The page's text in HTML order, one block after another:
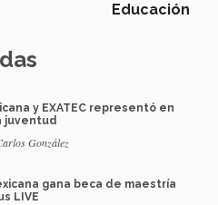
Educación
y EXATEC representó en
juventud
González
gana beca de maestría
LIVE